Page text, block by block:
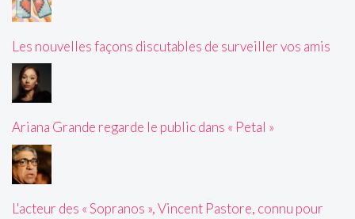
Les nouvelles façons discutables de surveiller vos amis
Ariana Grande regarde le public dans « Petal »
L'acteur des « Sopranos », Vincent Pastore, connu pour